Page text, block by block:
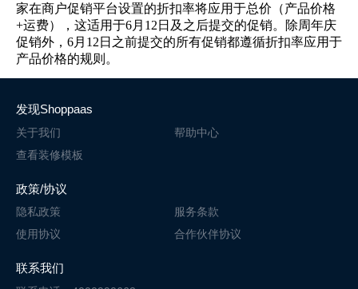
家在商户促销平台设置的折扣率将应用于总价（产品价格
+运费），这适用于6月 12 日及之后提交的促销。除周年庆
促销外， 6月 12 日之前提交的所有促销都遵循折扣率应用于
产品价格的规则。
发现Shoppaas
关于我们
帮助中心
查看装修模板
政策/协议
隐私政策
服务条款
使用协议
合作伙伴协议
联系我们